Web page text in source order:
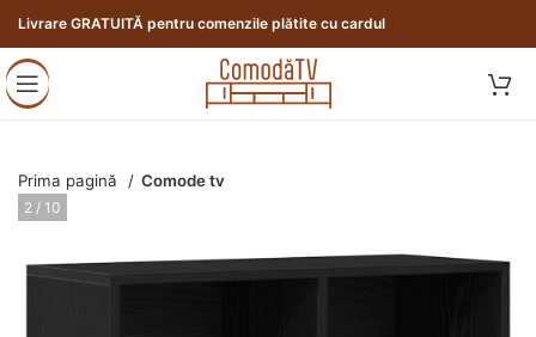
Livrare GRATUITĂ pentru comenzile plătite cu cardul
Prima pagină Comode tv
3 / 10